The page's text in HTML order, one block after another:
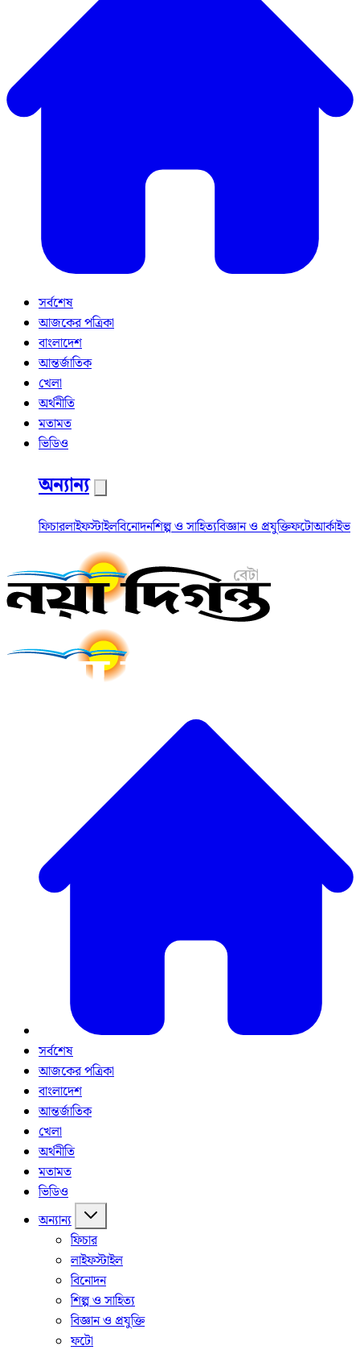
সর্বশেষ
আজকের পত্রিকা
বাংলাদেশ
আন্তর্জাতিক
খেলা
অর্থনীতি
মতামত
ভিডিও
অন্যান্য
ফিচারলাইফস্টাইলবিনোদনশিল্প ও সাহিত্যবিজ্ঞান ও প্রযুক্তিফটোআর্কাইভ
সর্বশেষ
আজকের পত্রিকা
বাংলাদেশ
আন্তর্জাতিক
খেলা
অর্থনীতি
মতামত
ভিডিও
অন্যান্য
ফিচার
লাইফস্টাইল
বিনোদন
শিল্প ও সাহিত্য
বিজ্ঞান ও প্রযুক্তি
ফটো